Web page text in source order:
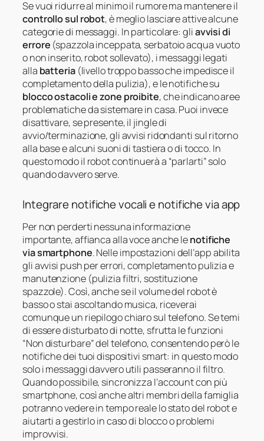
Se vuoi ridurre al minimo il rumore ma mantenere il
controllo sul robot, è meglio lasciare attive alcune
categorie di messaggi. In particolare: gliavvisi di
errore (spazzola inceppata, serbatoio acqua vuoto
o non inserito, robot sollevato), i messaggi legati
alla batteria(livello troppo basso che impedisce il
completamento della pulizia), e le notifiche su
blocco ostacoli e zone proibite, che indicano aree
problematiche da sistemare in casa. Puoi invece
disattivare, se presente, il jingle di
avvio/terminazione, gli avvisi ridondanti sul ritorno
alla base e alcuni suoni di tastiera o di tocco. In
questo modo il robot continuerà a “parlarti” solo
quando davvero serve.
Integrare notifiche vocali e notifiche via app
Per non perderti nessuna informazione
importante, affianca alla voce anche lenotifiche
via smartphone. Nelle impostazioni dell’app abilita
gli avvisi push per errori, completamento pulizia e
manutenzione (pulizia filtri, sostituzione
spazzole). Così, anche se il volume del robot è
basso o stai ascoltando musica, riceverai
comunque un riepilogo chiaro sul telefono. Se temi
di essere disturbato di notte, sfrutta le funzioni
“Non disturbare” del telefono, consentendo però le
notifiche dei tuoi dispositivi smart: in questo modo
solo i messaggi davvero utili passeranno il filtro.
Quando possibile, sincronizza l’account con più
smartphone, così anche altri membri della famiglia
potranno vedere in tempo reale lo stato del robot e
aiutarti a gestirlo in caso di blocco o problemi
improvvisi.